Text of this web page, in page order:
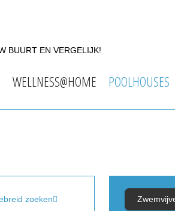
BUURT EN VERGELIJK!
WELLNESS@HOME POOLHOUSES
zoeken